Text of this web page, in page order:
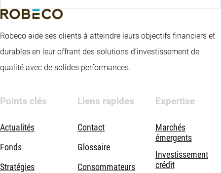
Robeco aide ses clients à atteindre leurs objectifs financiers et
durables en leur offrant des solutions d’investissement de
qualité avec de solides performances.
Points clés
Actualités
Fonds
Stratégies
Liens rapides
Contact
Glossaire
Consommateurs
Expertise
Marchés
émergents
Investissement
crédit